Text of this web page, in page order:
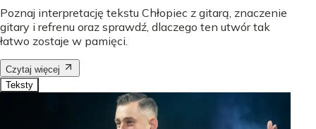
Poznaj interpretację tekstu Chłopiec z gitarą, znaczenie
gitary i refrenu oraz sprawdź, dlaczego ten utwór tak
łatwo zostaje w pamięci.
Czytaj więcej
Teksty